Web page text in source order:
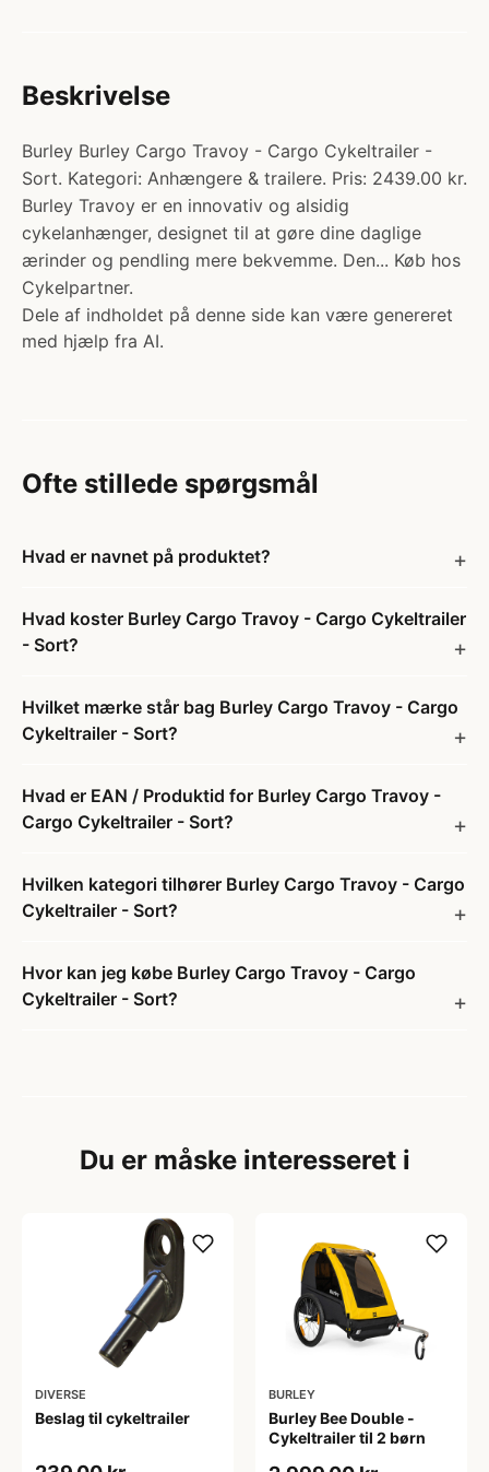
Beskrivelse
Burley Burley Cargo Travoy - Cargo Cykeltrailer -
Sort. Kategori: Anhængere & trailere. Pris: 2439.00 kr.
Burley Travoy er en innovativ og alsidig
cykelanhænger, designet til at gøre dine daglige
ærinder og pendling mere bekvemme. Den... Køb hos
Cykelpartner.
Dele af indholdet på denne side kan være genereret
med hjælp fra AI.
Ofte stillede spørgsmål
Hvad er navnet på produktet?
Hvad koster Burley Cargo Travoy - Cargo Cykeltrailer
- Sort?
Hvilket mærke står bag Burley Cargo Travoy - Cargo
Cykeltrailer - Sort?
Hvad er EAN / Produktid for Burley Cargo Travoy -
Cargo Cykeltrailer - Sort?
Hvilken kategori tilhører Burley Cargo Travoy - Cargo
Cykeltrailer - Sort?
Hvor kan jeg købe Burley Cargo Travoy - Cargo
Cykeltrailer - Sort?
Du er måske interesseret i
DIVERSE
Beslag til cykeltrailer
BURLEY
Burley Bee Double -
Cykeltrailer til 2 børn